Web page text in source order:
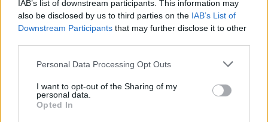
IAB’s list of downstream participants. This information may
also be disclosed by us to third parties on the IAB’s List of
Downstream Participants that may further disclose it to other
Personal Data Processing Opt Outs
I want to opt-out of the Sharing of my
personal data.
Opted In